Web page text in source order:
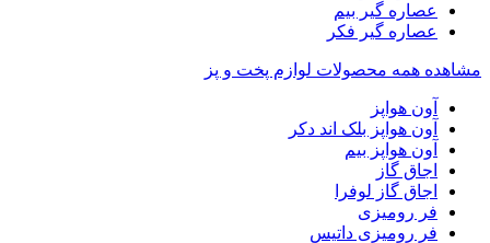
عصاره گیر بیم
عصاره گیر فکر
مشاهده همه محصولات لوازم پخت و پز
آون هواپز
آون هواپز بلک اند دکر
آون هواپز بیم
اجاق گاز
اجاق گاز لوفرا
فر رومیزی
فر رومیزی داتیس